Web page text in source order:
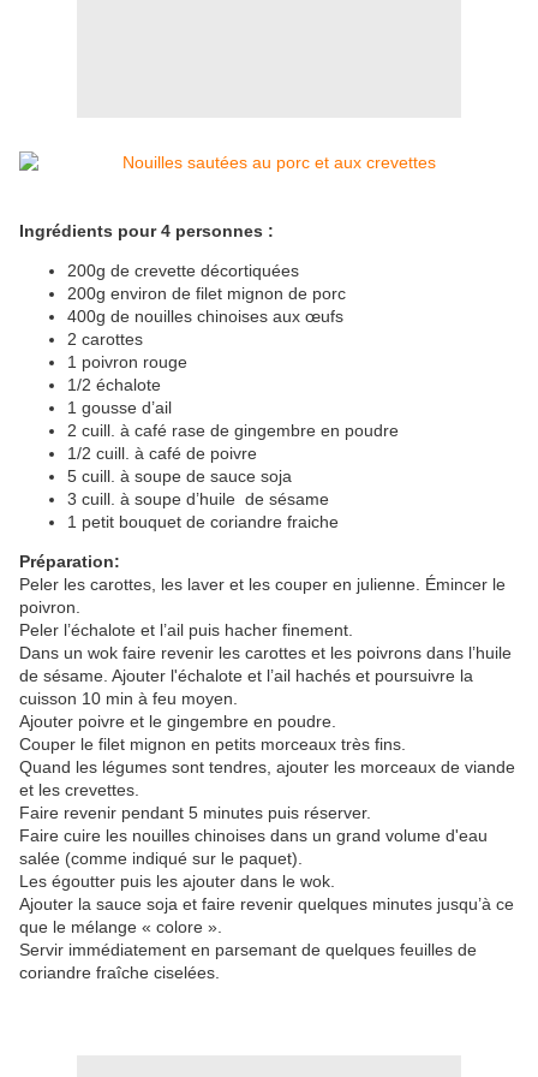
Ingrédients pour 4 personnes :
200g de crevette décortiquées
200g environ de filet mignon de porc
400g de nouilles chinoises aux œufs
2 carottes
1 poivron rouge
1/2 échalote
1 gousse d’ail
2 cuill. à café rase de gingembre en poudre
1/2 cuill. à café de poivre
5 cuill. à soupe de sauce soja
3 cuill. à soupe d’huile de sésame
1 petit bouquet de coriandre fraiche
Préparation:
Peler les carottes, les laver et les couper en julienne. Émincer le
poivron.
Peler l’échalote et l’ail puis hacher finement.
Dans un wok faire revenir les carottes et les poivrons dans l’huile
de sésame. Ajouter l'échalote et l’ail hachés et poursuivre la
cuisson 10 min à feu moyen.
Ajouter poivre et le gingembre en poudre.
Couper le filet mignon en petits morceaux très fins.
Quand les légumes sont tendres, ajouter les morceaux de viande
et les crevettes.
Faire revenir pendant 5 minutes puis réserver.
Faire cuire les nouilles chinoises dans un grand volume d'eau
salée (comme indiqué sur le paquet).
Les égoutter puis les ajouter dans le wok.
Ajouter la sauce soja et faire revenir quelques minutes jusqu’à ce
que le mélange « colore ».
Servir immédiatement en parsemant de quelques feuilles de
coriandre fraîche ciselées.